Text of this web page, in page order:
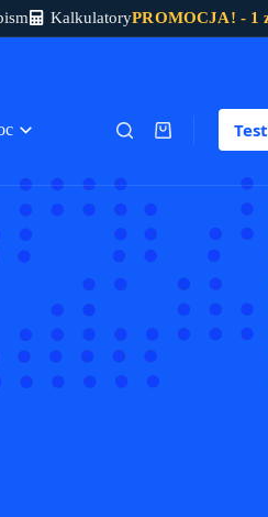
KalkulatoryPROMOCJA! - 1
Koszyk